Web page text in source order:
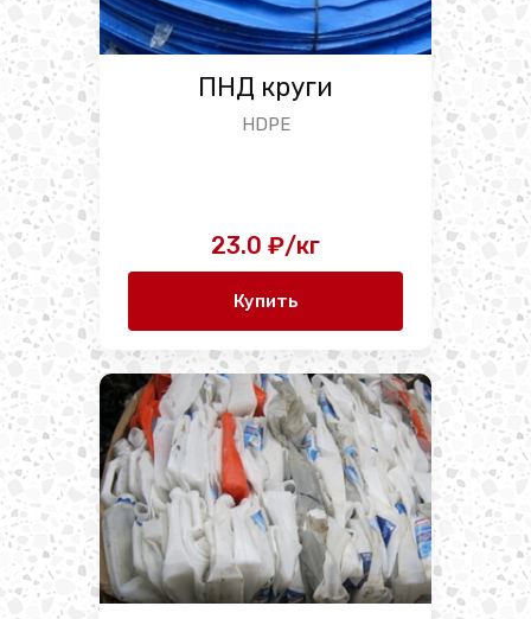
ПНД круги
HDPE
23.0 ₽/кг
Купить